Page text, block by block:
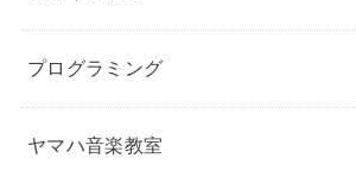
プログラミング
ヤマハ音楽教室